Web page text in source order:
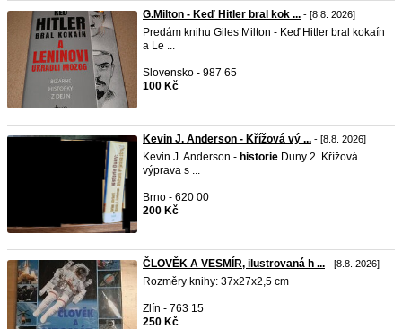
G.Milton - Keď Hitler bral kok ... - [8.8. 2026]
Predám knihu Giles Milton - Keď Hitler bral kokaín
a Le ...
Slovensko - 987 65
100 Kč
Kevin J. Anderson - Křížová vý ... - [8.8. 2026]
Kevin J. Anderson - historie Duny 2. Křížová
výprava s ...
Brno - 620 00
200 Kč
ČLOVĚK A VESMÍR, ilustrovaná h ... - [8.8. 2026]
Rozměry knihy: 37x27x2,5 cm
Zlín - 763 15
250 Kč